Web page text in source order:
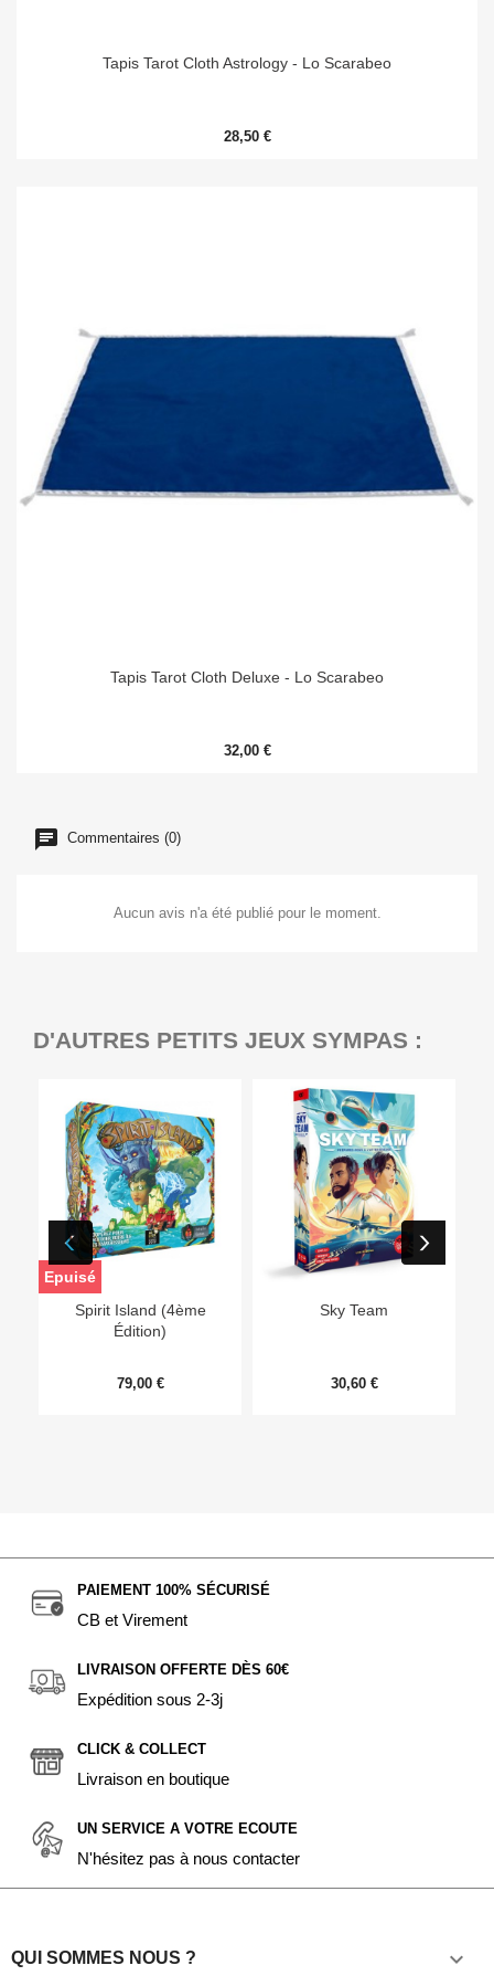
Tapis Tarot Cloth Astrology - Lo Scarabeo
28,50 €
Tapis Tarot Cloth Deluxe - Lo Scarabeo
32,00 €
Commentaires (0)
Aucun avis n'a été publié pour le moment.
D'AUTRES PETITS JEUX SYMPAS :
Spirit Island (4ème
Édition)
79,00 €
Epuisé
Sky Team
30,60 €
PAIEMENT 100% SÉCURISÉ
CB et Virement
LIVRAISON OFFERTE DÈS 60€
Expédition sous 2-3j
CLICK & COLLECT
Livraison en boutique
UN SERVICE A VOTRE ECOUTE
N'hésitez pas à nous contacter
QUI SOMMES NOUS ? 